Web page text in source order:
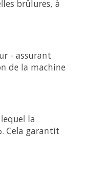
brûlures, à
- assurant
de la machine
la
Cela garantit